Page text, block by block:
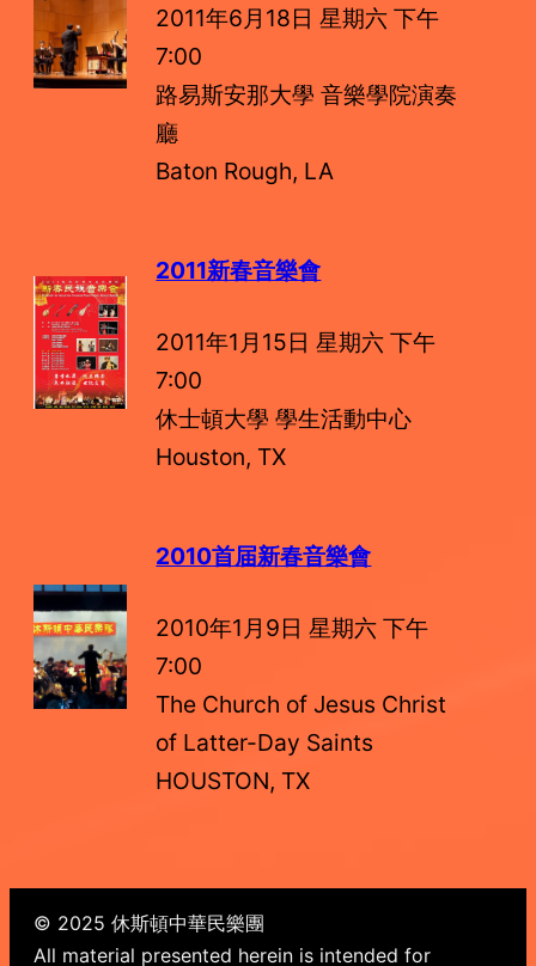
2011年6月18日 星期六 下午
7:00
路易斯安那大學 音樂學院演奏
廳
Baton Rough, LA
2011新春音樂會
2011年1月15日 星期六 下午
7:00
休士頓大學 學生活動中心
Houston, TX
2010首届新春音樂會
2010年1月9日 星期六 下午
7:00
The Church of Jesus Christ
of Latter-Day Saints
HOUSTON, TX
© 2025 休斯頓中華民樂團
All material presented herein is intended for